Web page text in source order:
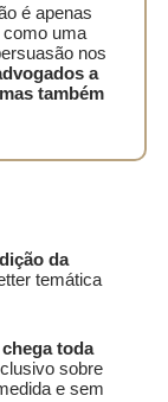
é apenas
uma
nos
a
também
da
temática
chega toda
sobre
e sem